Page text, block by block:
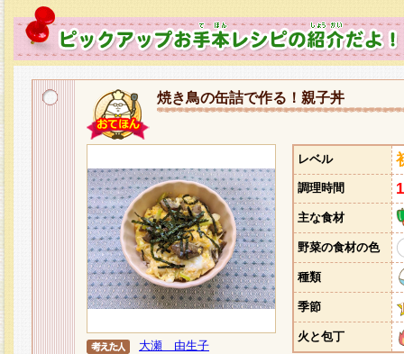
焼き鳥の缶詰で作る！親子丼
大瀬 由生子
レベル
調理時間
主な食材
野菜の食材の色
種類
季節
火と包丁